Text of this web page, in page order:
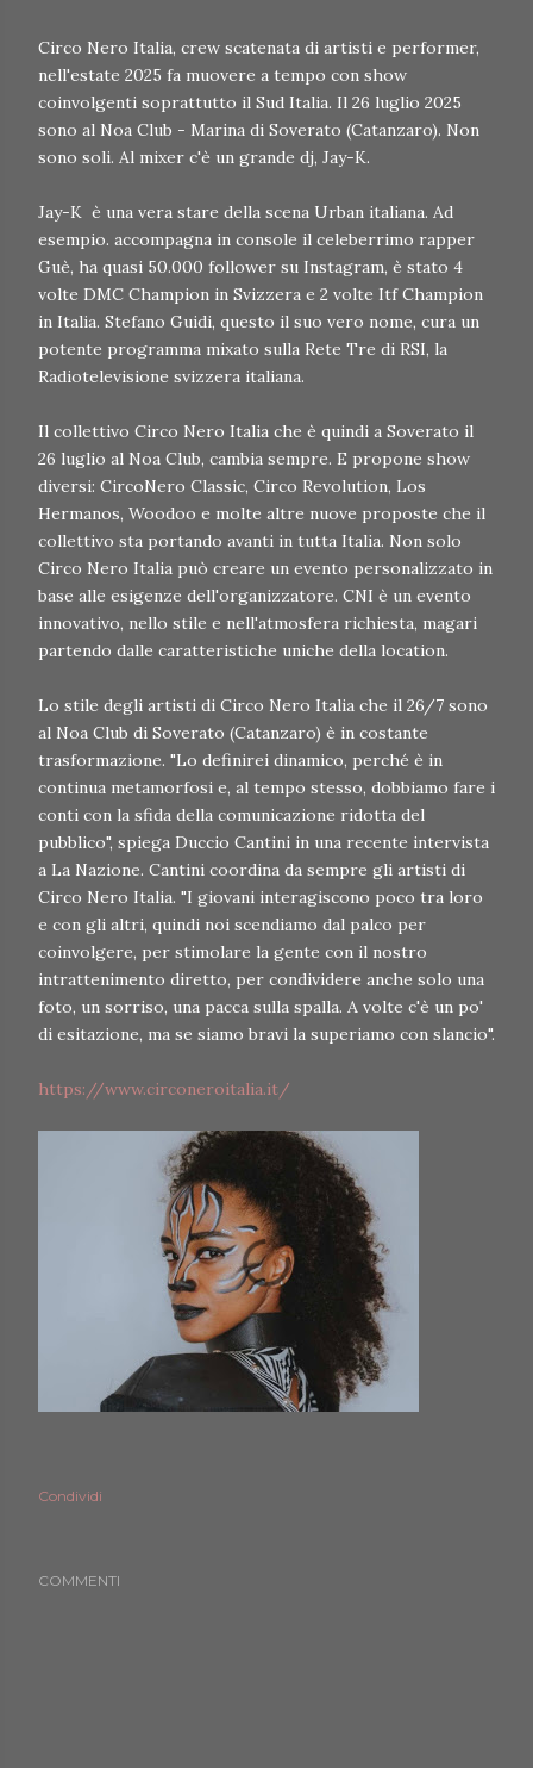
Circo Nero Italia, crew scatenata di artisti e performer,
nell'estate 2025 fa muovere a tempo con show
coinvolgenti soprattutto il Sud Italia. Il 26 luglio 2025
sono al Noa Club - Marina di Soverato (Catanzaro). Non
sono soli. Al mixer c'è un grande dj, Jay-K.
Jay-K è una vera stare della scena Urban italiana. Ad
esempio. accompagna in console il celeberrimo rapper
Guè, ha quasi 50.000 follower su Instagram, è stato 4
volte DMC Champion in Svizzera e 2 volte Itf Champion
in Italia. Stefano Guidi, questo il suo vero nome, cura un
potente programma mixato sulla Rete Tre di RSI, la
Radiotelevisione svizzera italiana.
Il collettivo Circo Nero Italia che è quindi a Soverato il
26 luglio al Noa Club, cambia sempre. E propone show
diversi: CircoNero Classic, Circo Revolution, Los
Hermanos, Woodoo e molte altre nuove proposte che il
collettivo sta portando avanti in tutta Italia. Non solo
Circo Nero Italia può creare un evento personalizzato in
base alle esigenze dell'organizzatore. CNI è un evento
innovativo, nello stile e nell'atmosfera richiesta, magari
partendo dalle caratteristiche uniche della location.
Lo stile degli artisti di Circo Nero Italia che il 26/7 sono
al Noa Club di Soverato (Catanzaro) è in costante
trasformazione. "Lo definirei dinamico, perché è in
continua metamorfosi e, al tempo stesso, dobbiamo fare i
conti con la sfida della comunicazione ridotta del
pubblico", spiega Duccio Cantini in una recente intervista
a La Nazione. Cantini coordina da sempre gli artisti di
Circo Nero Italia. "I giovani interagiscono poco tra loro
e con gli altri, quindi noi scendiamo dal palco per
coinvolgere, per stimolare la gente con il nostro
intrattenimento diretto, per condividere anche solo una
foto, un sorriso, una pacca sulla spalla. A volte c'è un po'
di esitazione, ma se siamo bravi la superiamo con slancio".
https://www.circoneroitalia.it/
Condividi
COMMENTI